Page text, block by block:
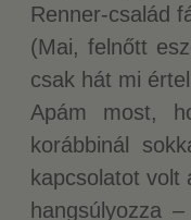
Renner-család
(Mai, felnőtt
csak hát mi
Apám most,
korábbinál
kapcsolatot volt
hangsúlyozza